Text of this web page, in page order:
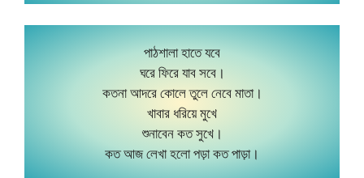
পাঠশালা হাতে যবে
ঘরে ফিরে যাব সবে।
কতনা আদরে কোলে তুলে নেবে মাতা।
খাবার ধরিয়ে মুখে
শুনাবেন কত সুখে।
কত আজ লেখা হলো পড়া কত পাড়া।